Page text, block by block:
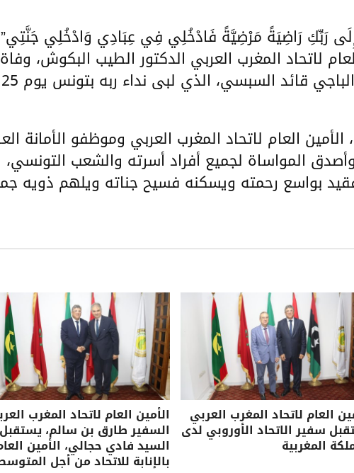
رَبِّكِ رَاضِيَةً مَرْضِيَّةً فَادْخُلِي فِي عِبَادِي وَادْخُلِي جَنَّتِي”
لاتحاد المغرب العربي الدكتور الطيب البكوش، وفاة
فخامة رئيس الجمهورية التونسية الباجي قائد السبسي، الذي لبى نداء ربه بتونس يوم 25
العام لاتحاد المغرب العربي وموظفو الأمانة
وأصدق المواساة لجميع أفراد أسرته والشعب التونسي،
بواسع رحمته ويسكنه فسيح جناته ويلهم ذويه
العام لاتحاد المغرب العربي
سفير الاتحاد الأوروبي لدى
المغربية
الأمين العام لاتحاد المغرب
السفير طارق بن سالم، يستقبل
السيد فادي حجالي، الأمين
بالإنابة للاتحاد من أجل